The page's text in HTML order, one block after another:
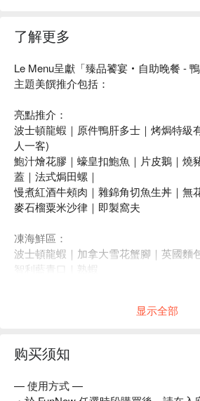
了解更多
Le Menu呈獻「臻品饕宴‧自助晚餐 - 鴨
主題美饌推介包括：
亮點推介：
波士頓龍蝦｜原件鴨肝多士｜烤焗特級
人一客)
鮑汁燴花膠｜蠔皇扣鮑魚｜片皮鵝｜燒
蓋｜法式焗田螺｜
慢煮紅酒牛頰肉｜雜錦角切魚生丼｜無
麥石榴粟米沙律｜即製窩夫
凍海鮮區：
波士頓龍蝦｜加拿大雪花蟹腳｜英國麵
智利藍青口｜熟蝦
三文魚｜吞拿魚｜劍魚｜赤貝｜甜蝦｜
冷盤區：
｜豬肉凍批
显示全部
购买须知
— 使用方式 —